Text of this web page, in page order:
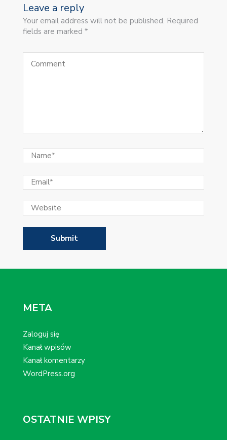
Leave a reply
Your email address will not be published. Required
fields are marked *
META
Zaloguj się
Kanał wpisów
Kanał komentarzy
WordPress.org
OSTATNIE WPISY